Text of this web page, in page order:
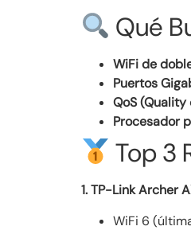
Qué
WiFi de
Puertos
QoS (Quality
Procesador
Top 3
1. TP-Link Archer
WiFi 6